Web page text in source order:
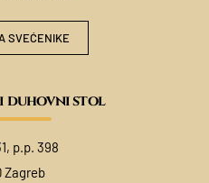
SVEĆENIKE
duhovni stol
p.p. 398
Zagreb